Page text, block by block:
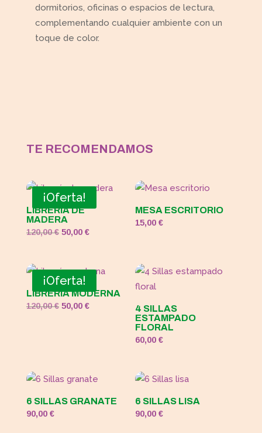
dormitorios, oficinas o espacios de lectura,
complementando cualquier ambiente con un
toque de color.
TE RECOMENDAMOS
¡Oferta!
LIBRERÍA DE
MADERA
120,00€ El
era:
120,00 €.
50,00 €El
es:
50,00 €.
MESA ESCRITORIO
15,00€
¡Oferta!
LIBRERÍA MODERNA
120,00€ El
50,00 €El
4 SILLAS
ESTAMPADO
FLORAL
60,00€
6 SILLAS GRANATE
90,00 €
6 SILLAS LISA
90,00€